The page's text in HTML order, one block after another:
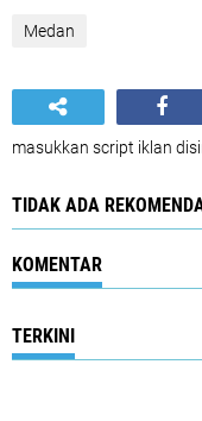
Medan
masukkan script iklan
TIDAK ADA
KOMENTAR
TERKINI